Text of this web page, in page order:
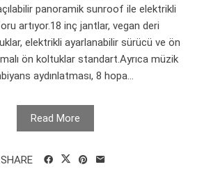
panoramik sunroof ile elektrikli
artıyor.18 inç jantlar, vegan deri
elektrikli ayarlanabilir sürücü ve ön
ön koltuklar standart.Ayrıca müzik
aydınlatması, 8 hopa...
Read More
SHARE